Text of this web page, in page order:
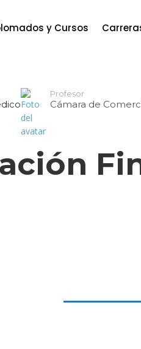
y Cursos
Profesor
Cámara de